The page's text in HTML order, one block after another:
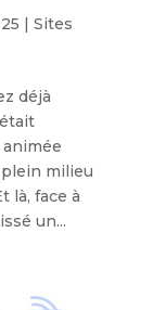
| Sites
déjà
milieu
là, face à
un...